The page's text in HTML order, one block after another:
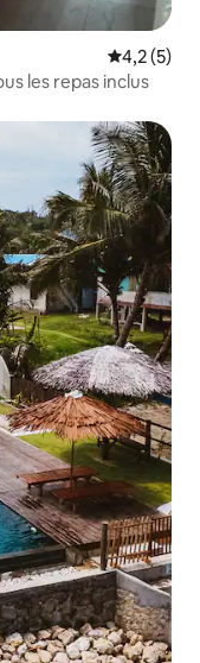
Évaluation
4,2 (5)
les repas inclus